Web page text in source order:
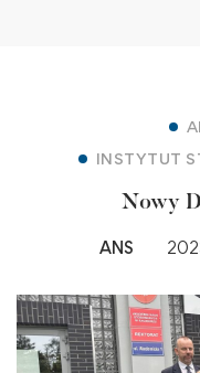
INSTYTUT
Nowy
ANS